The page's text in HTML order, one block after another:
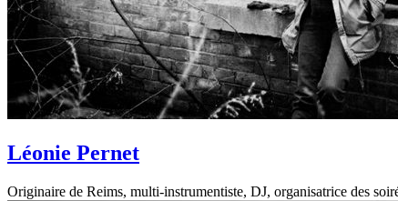
Léonie Pernet
Originaire de Reims, multi-instrumentiste, DJ, organisatrice des